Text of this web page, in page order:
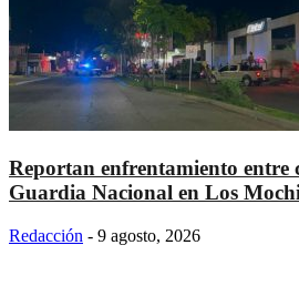
Reportan enfrentamiento entre
Guardia Nacional en Los
Redacción - 9 agosto, 2026